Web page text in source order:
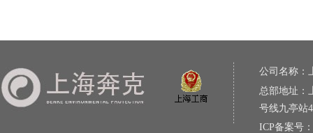
公司名称：
总部地址：
号线九亭站
ICP备案号：